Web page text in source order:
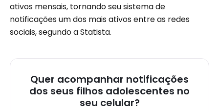
ativos mensais, tornando seu sistema de
notificações um dos mais ativos entre as redes
sociais, segundo a Statista.
Quer acompanhar notificações
dos seus filhos adolescentes no
seu celular?